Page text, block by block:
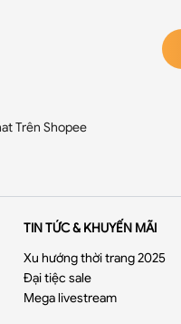
chuẩn form, bề mặt
Trên Shopee
TIN TỨC & KHUYẾN MÃI
Xu hướng thời trang 2025
Đại tiệc sale
Mega livestream